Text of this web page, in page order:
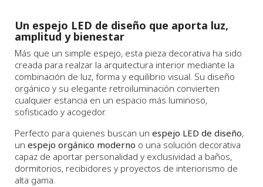
Un espejo LED de diseño que aporta luz,
amplitud y bienestar
Más que un simple espejo, esta pieza decorativa ha sido
creada para realzar la arquitectura interior mediante la
combinación de luz, forma y equilibrio visual. Su diseño
orgánico y su elegante retroiluminación convierten
cualquier estancia en un espacio más luminoso,
sofisticado y acogedor.
Perfecto para quienes buscan un espejo LED de diseño,
un espejo orgánico moderno o una solución decorativa
capaz de aportar personalidad y exclusividad a baños,
dormitorios, recibidores y proyectos de interiorismo de
alta gama.